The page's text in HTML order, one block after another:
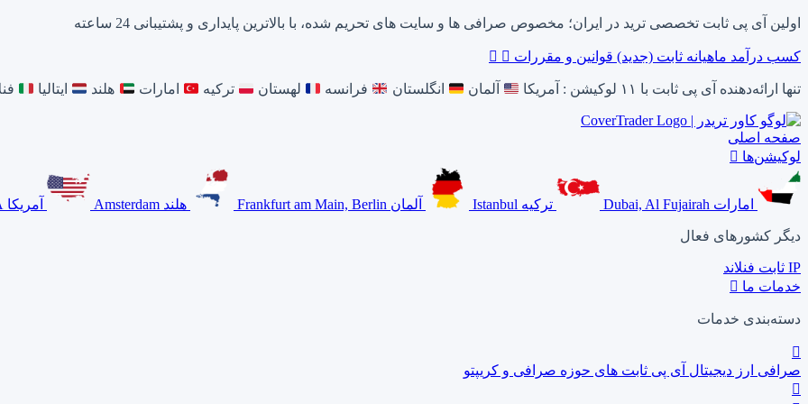
اولین آی پی ثابت تخصصی ترید در ایران؛ مخصوص صرافی ها و سایت های تحریم شده، با بالاترین پایداری و پشتیبانی 24 ساعته
کسب درآمد ماهیانه ثابت (جدید) قوانین و مقررات
تنها ارائه‌دهنده آی پی ثابت با ۱۱ لوکیشن : آمریکا آلمان انگلستان فرانسه لهستان ترکیه امارات هلند ایتالیا
صفحه اصلی
لوکیشن‌ها
امارات Dubai, Al Fujairah ترکیه Istanbul آلمان Frankfurt am Main, Berlin هلند Amsterdam آمریکا
دیگر کشورهای فعال
IP ثابت فنلاند
خدمات ما
دسته‌بندی خدمات
صرافی ارز دیجیتال آی پی ثابت های حوزه صرافی و کریپتو